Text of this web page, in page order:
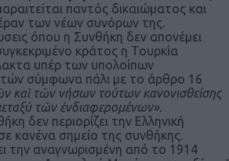
παντός δικαιώματος και
των νέων συνόρων της.
όπου η Συνθήκη δεν απονέμει
κράτος η Τουρκία
υπέρ των υπολοίπων
σύμφωνα πάλι με το άρθρο 16
καὶ τῶν νήσων τούτων κανονισθείσης
τῶν ἐνδιαφερομένων».
δεν περιορίζει την Ελληνική
κανένα σημείο της συνθήκης.
την αναγνωρισμένη από το 1914